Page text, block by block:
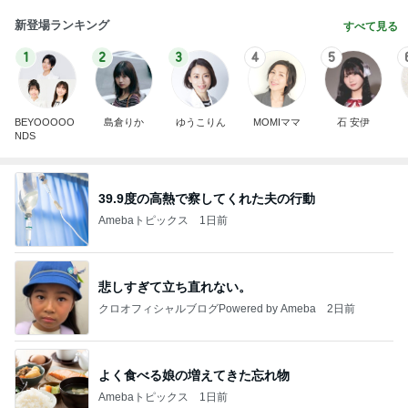
新登場ランキング すべて見る
1
BEYOOOOO
NDS
2
島倉りか
3
ゆうこりん
4
MOMIママ
5
石 安伊
39.9度の高熱で察してくれた夫の行動
Amebaトピックス 1日前
悲しすぎて立ち直れない。
クロオフィシャルブログPowered by Ameba 2日前
よく食べる娘の増えてきた忘れ物
Amebaトピックス 1日前